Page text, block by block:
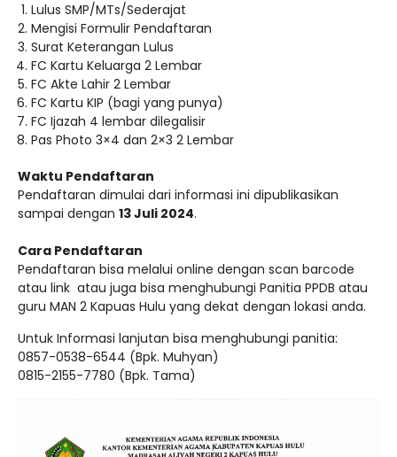
Lulus SMP/MTs/Sederajat
Mengisi Formulir Pendaftaran
Surat Keterangan Lulus
FC Kartu Keluarga 2 Lembar
FC Akte Lahir 2 Lembar
FC Kartu KIP (bagi yang punya)
FC Ijazah 4 lembar dilegalisir
Pas Photo 3×4 dan 2×3 2 Lembar
Waktu Pendaftaran
Pendaftaran dimulai dari informasi ini dipublikasikan
sampai dengan 13 Juli 2024.
Cara Pendaftaran
Pendaftaran bisa melalui online dengan scan barcode
atau link atau juga bisa menghubungi Panitia PPDB atau
guru MAN 2 Kapuas Hulu yang dekat dengan lokasi anda.
Untuk Informasi lanjutan bisa menghubungi panitia:
0857-0538-6544 (Bpk. Muhyan)
0815-2155-7780 (Bpk. Tama)